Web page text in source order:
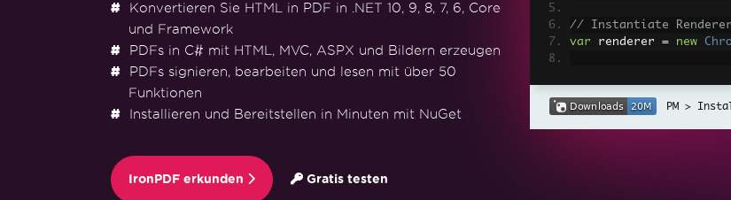
Konvertieren Sie HTML in PDF in .NET 10, 9, 8, 7, 6, Core
und Framework
PDFs in C# mit HTML, MVC, ASPX und Bildern erzeugen
PDFs signieren, bearbeiten und lesen mit über 50
Funktionen
Installieren und Bereitstellen in Minuten mit NuGet
IronPDF erkunden Gratis testen
// Instantiate Renderer
var renderer = new
// Load external html